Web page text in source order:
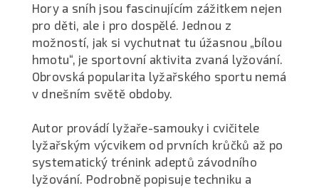
Hory a sníh jsou fascinujícím zážitkem nejen
pro děti, ale i pro dospělé. Jednou z
možností, jak si vychutnat tu úžasnou „bílou
hmotu“, je sportovní aktivita zvaná lyžování.
Obrovská popularita lyžařského sportu nemá
v dnešním světě obdoby.
Autor provádí lyžaře-samouky i cvičitele
lyžařským výcvikem od prvních krůčků až po
systematický trénink adeptů závodního
lyžování. Podrobně popisuje techniku a